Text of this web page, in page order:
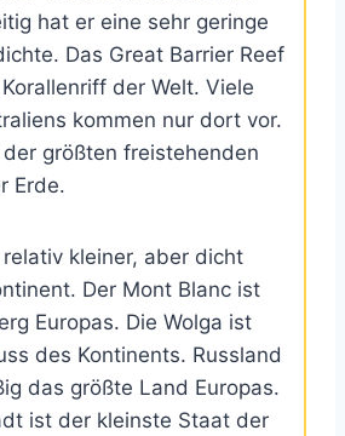
hat er eine sehr geringe
Das Great Barrier Reef
der Welt. Viele
kommen nur dort vor.
größten freistehenden
Erde.
kleiner, aber dicht
Der Mont Blanc ist
Europas. Die Wolga ist
des Kontinents. Russland
das größte Land Europas.
ist der kleinste Staat der